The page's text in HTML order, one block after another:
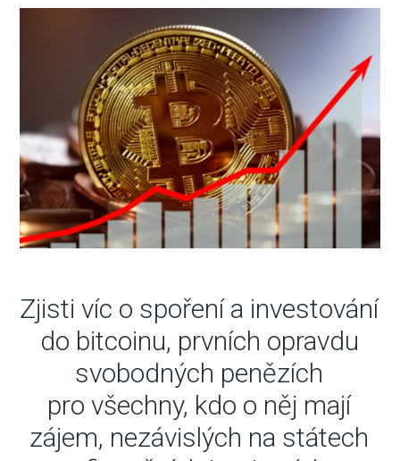
Zjisti víc o spoření a investování
do bitcoinu, prvních opravdu
svobodných penězích
pro všechny, kdo o něj mají
zájem, nezávislých na státech